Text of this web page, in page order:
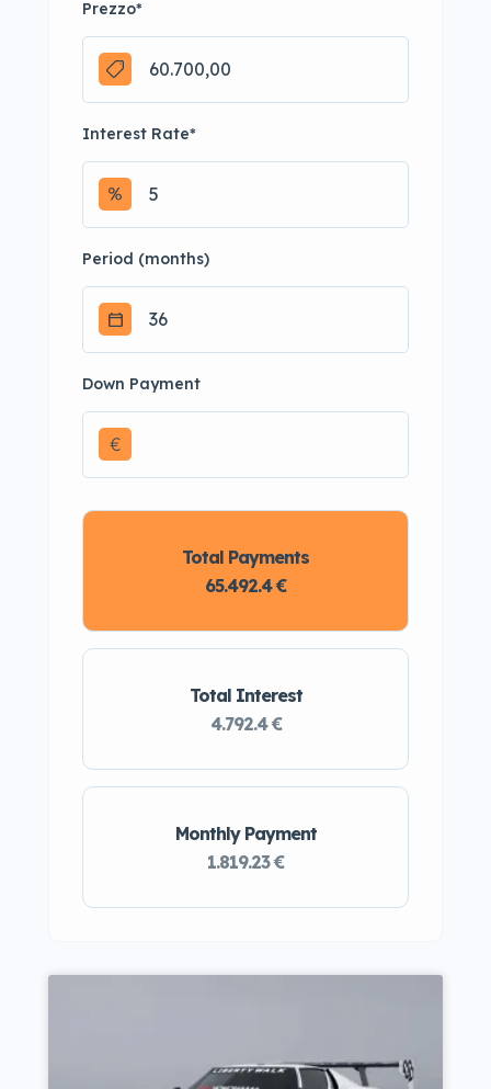
Prezzo*
Interest Rate*
Period (months)
Down Payment
€
Monthly Payment
1.819.23 €
Total Interest
4.792.4 €
Total Payments
65.492.4 €